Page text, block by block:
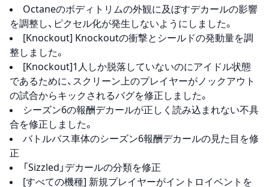
Octaneのボディトリムの外観に及ぼすデカールの影響
を調整し、ピクセル化が発生しないようにしました。
[Knockout] Knockoutの衝撃とシールドの発動量を調
整しました。
[Knockout]1人しか脱落していないのにアイドル状態
であるために、スクリーン上のプレイヤーがノックアウト
の試合からキックされるバグを修正しました。
シーズン6の報酬デカールが正しく読み込まれない不具
合を修正しました。
バトルバス車体のシーズン6報酬デカールの見た目を修
正
「Sizzled」デカールの分類を修正
[すべての機種] 新規プレイヤーがイントロイベントを